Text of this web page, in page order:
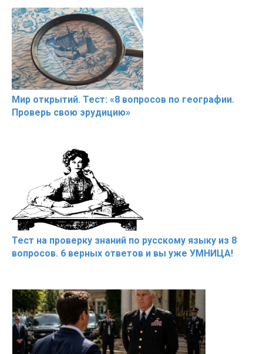
Мир открытий. Тест: «8 вопросов по географии.
Проверь свою эрудицию»
Тест на проверку знаний по русскому языку из 8
вопросов. 6 верных ответов и вы уже УМНИЦА!